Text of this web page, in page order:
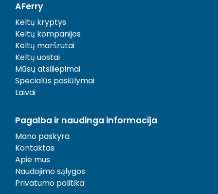
AFerry
Keltų kryptys
Keltų kompanijos
Keltų maršrutai
Keltų uostai
Mūsų atsiliepimai
Specialūs pasiūlymai
Laivai
Pagalba ir naudinga informacija
Mano paskyra
Kontaktas
Apie mus
Naudojimo sąlygos
Privatumo politika